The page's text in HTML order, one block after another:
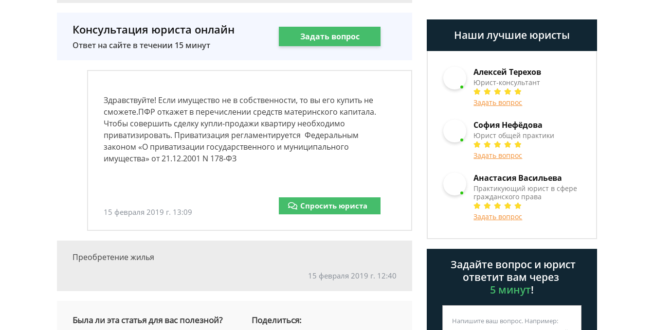
Консультация юриста онлайн
Ответ на сайте в течении 15 минут
Задать вопрос
Здравствуйте! Если имущество не в собственности, то вы его купить не
сможете.ПФР откажет в перечислении средств материнского капитала.
Чтобы совершить сделку купли-продажи квартиру необходимо
приватизировать. Приватизация регламентируется Федеральным
законом «О приватизации государственного и муниципального
имущества» от 21.12.2001 N 178-ФЗ
15 февраля 2019 г. 13:09
Спросить юриста
Преобретение жилья
15 февраля 2019 г. 12:40
Была ли эта статья для вас полезной? Поделиться:
Наши лучшие юристы
Алексей Терехов
Юрист-консультант
Задать вопрос
София Нефёдова
Юрист общей практики
Задать вопрос
Анастасия Васильева
Практикующий юрист в сфере
гражданского права
Задать вопрос
Задайте вопрос и юрист
ответит вам через
5 минут!